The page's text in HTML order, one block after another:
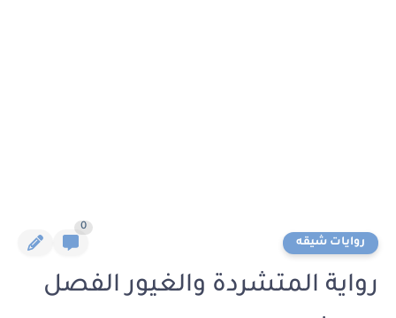
روايات شيقه
0
رواية المتشردة والغيور الفصل